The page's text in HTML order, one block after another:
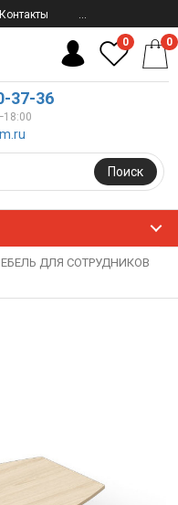
Контакты ...
37-36
Поиск
0 0
ДЛЯ СОТРУДНИКОВ